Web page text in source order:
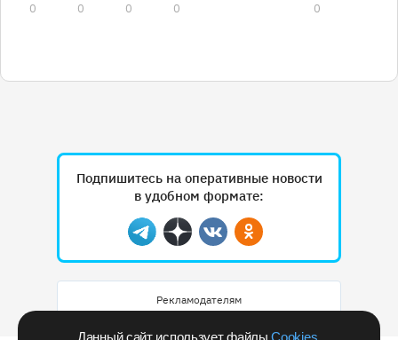
Данный сайт использует файлыCookies
0 0 0 0 0
Подпишитесь на оперативные новости
в удобном формате:
Telegram
ДзенВконтактеОдноклассники
Рекламодателям